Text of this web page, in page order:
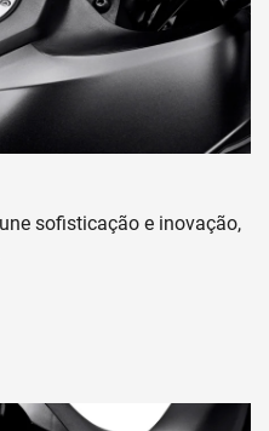
sofisticação e inovação,